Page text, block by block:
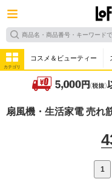
カテゴリ
コスメ＆ビューティー
扇風機・生活家電 売れ
1